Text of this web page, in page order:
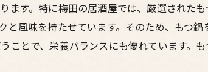
楽しむ特別な時間
るひとときを提供する居酒屋
居酒屋で体験するもつ鍋と鶏料理のハーモ
ます。特に梅田の居酒屋では、厳選された
風味を持たせています。そのため、もつ
ことで、栄養バランスにも優れています。